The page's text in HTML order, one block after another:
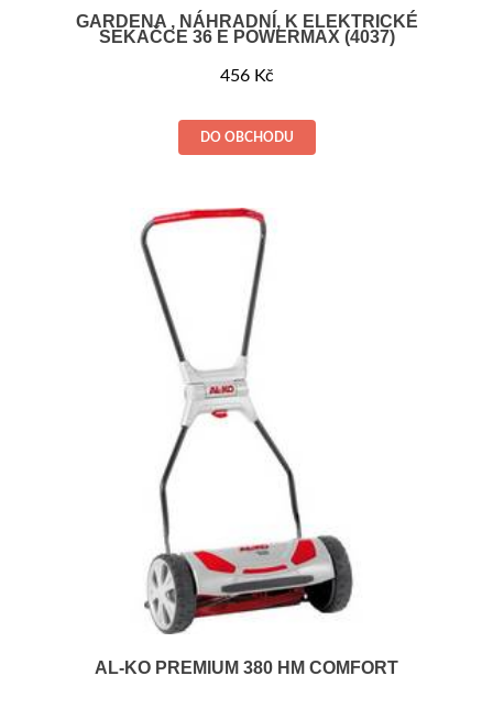
GARDENA , NÁHRADNÍ, K ELEKTRICKÉ
SEKAČCE 36 E POWERMAX (4037)
456 Kč
DO OBCHODU
AL-KO PREMIUM 380 HM COMFORT